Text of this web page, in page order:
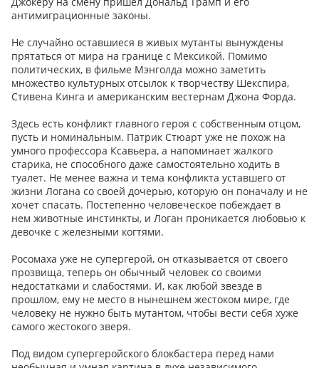
антимиграционные законы.
Не случайно оставшиеся в живых мутанты вынуждены
прятаться от мира на границе с Мексикой. Помимо
политических, в фильме Мэнголда можно заметить
множество культурных отсылок к творчеству Шекспира,
Стивена Кинга и американским вестернам Джона Форда.
Здесь есть конфликт главного героя с собственным отцом,
пусть и номинальным. Патрик Стюарт уже не похож на
умного профессора Ксавьера, а напоминает жалкого
старика, не способного даже самостоятельно ходить в
туалет. Не менее важна и тема конфликта уставшего от
жизни Логана со своей дочерью, которую он поначалу и не
хочет спасать. Постепенно человеческое побеждает в
нем животные инстинкты, и Логан проникается любовью к
девочке с железными когтями.
Росомаха уже не супергерой, он отказывается от своего
прозвища, теперь он обычный человек со своими
недостатками и слабостями. И, как любой звезде в
прошлом, ему не место в нынешнем жестоком мире, где
человеку не нужно быть мутантом, чтобы вести себя хуже
самого жестокого зверя.
Под видом супергеройского блокбастера перед нами